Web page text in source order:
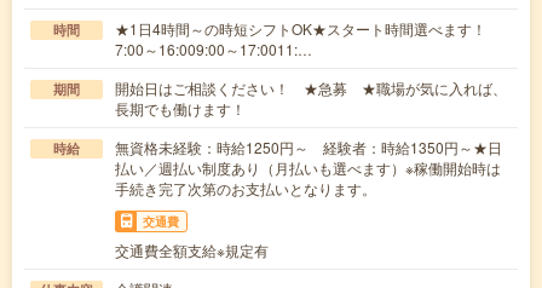
時間
★1日4時間～の時短シフトOK★スタート時間選べます！
7:00～16:009:00～17:0011:…
期間
開始日はご相談ください！ ★急募 ★職場が気に入れば、
長期でも働けます！
時給
無資格未経験：時給1250円～ 経験者：時給1350円～★日
払い／週払い制度あり（月払いも選べます）※稼働開始時は
手続き完了次第のお支払いとなります。
交通費
交通費全額支給※規定有